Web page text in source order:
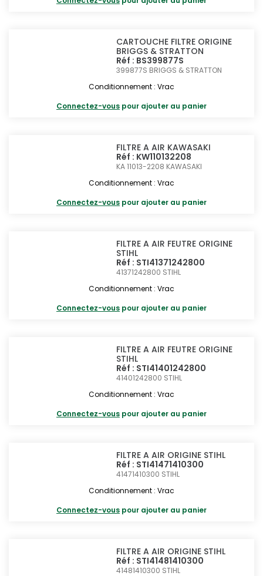
CARTOUCHE FILTRE ORIGINE
BRIGGS & STRATTON
Réf : BS399877S
399877S BRIGGS & STRATTON
Conditionnement : Vrac
Connectez-vous pour ajouter au panier
FILTRE A AIR KAWASAKI
Réf : KW110132208
KA 11013-2208 KAWASAKI
Conditionnement : Vrac
Connectez-vous pour ajouter au panier
FILTRE A AIR FEUTRE ORIGINE
STIHL
Réf : STI41371242800
41371242800 STIHL
Conditionnement : Vrac
Connectez-vous pour ajouter au panier
FILTRE A AIR FEUTRE ORIGINE
STIHL
Réf : STI41401242800
41401242800 STIHL
Conditionnement : Vrac
Connectez-vous pour ajouter au panier
FILTRE A AIR ORIGINE STIHL
Réf : STI41471410300
41471410300 STIHL
Conditionnement : Vrac
Connectez-vous pour ajouter au panier
FILTRE A AIR ORIGINE STIHL
Réf : STI41481410300
41481410300 STIHL